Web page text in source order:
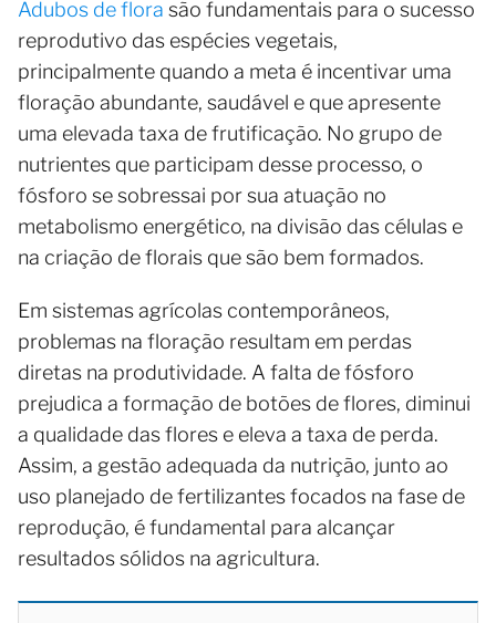
Adubos de flora são fundamentais para o sucesso
reprodutivo das espécies vegetais,
principalmente quando a meta é incentivar uma
floração abundante, saudável e que apresente
uma elevada taxa de frutificação. No grupo de
nutrientes que participam desse processo, o
fósforo se sobressai por sua atuação no
metabolismo energético, na divisão das células e
na criação de florais que são bem formados.
Em sistemas agrícolas contemporâneos,
problemas na floração resultam em perdas
diretas na produtividade. A falta de fósforo
prejudica a formação de botões de flores, diminui
a qualidade das flores e eleva a taxa de perda.
Assim, a gestão adequada da nutrição, junto ao
uso planejado de fertilizantes focados na fase de
reprodução, é fundamental para alcançar
resultados sólidos na agricultura.